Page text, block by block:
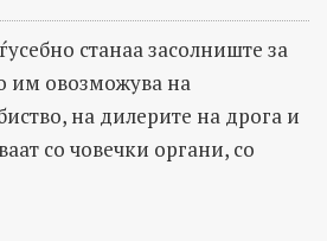
станаа засолниште за
им овозможува на
на дилерите на дрога и
со човечки органи, со